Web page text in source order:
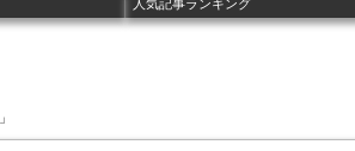
人気記事ランキング